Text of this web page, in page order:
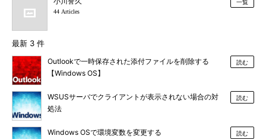
44 Articles
一覧
最新 3 件
Outlookで一時保存された添付ファイルを削除する
【Windows OS】
読む
WSUSサーバでクライアントが表示されない場合の対
処法
読む
Windows OSで環境変数を変更する 読む